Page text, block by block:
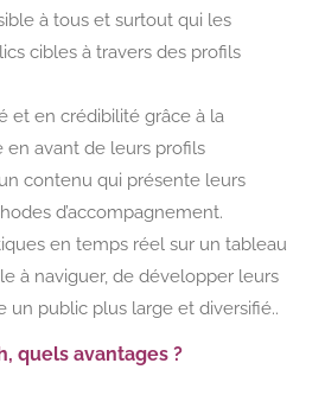
à tous et surtout qui les
cibles à travers des profils
et en crédibilité grâce à la
en avant de leurs profils
contenu qui présente leurs
d’accompagnement.
en temps réel sur un tableau
à naviguer, de développer leurs
un public plus large et diversifié..
quels avantages ?